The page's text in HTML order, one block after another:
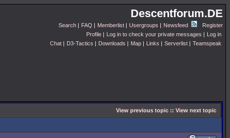
Descentforum.DE
Search | FAQ | Memberlist | Usergroups | Newsfeed
Register
Profile | Log in to check your private messages | Log in
Chat | D3-Tactics | Downloads | Map | Links | Serverlist | Teamspeak
View previous topic :: View next topic